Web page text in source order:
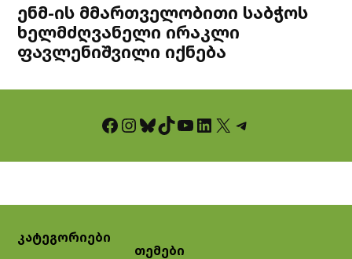
ენმ-ის მმართველობითი საბჭოს
ხელმძღვანელი ირაკლი
ფავლენიშვილი იქნება
Facebook InstagramBluesky TikTok YouTube LinkedIn X Telegram
კატეგორიები
თემები